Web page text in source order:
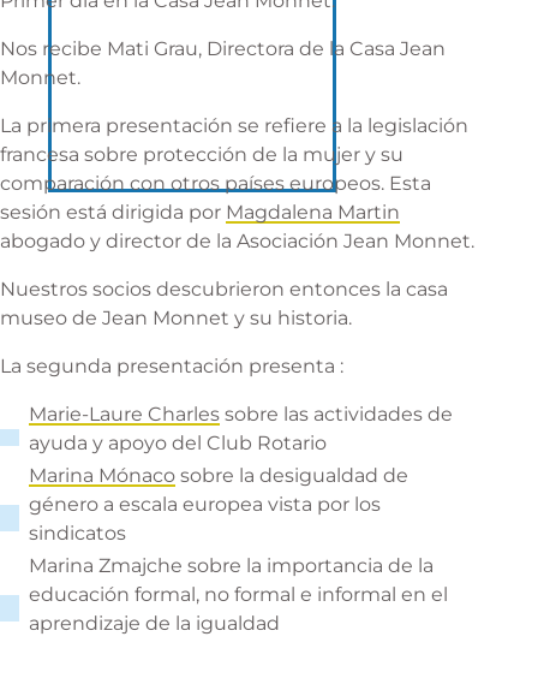
Nos recibe Mati Grau, Directora de la Casa Jean
Monnet.
La primera presentación se refiere a la legislación
francesa sobre protección de la mujer y su
comparación con otros países europeos. Esta
sesión está dirigida por Magdalena Martin
abogado y director de la Asociación Jean Monnet.
Nuestros socios descubrieron entonces la casa
museo de Jean Monnet y su historia.
La segunda presentación presenta :
Marie-Laure Charles sobre las actividades de
ayuda y apoyo del Club Rotario
Marina Mónaco sobre la desigualdad de
género a escala europea vista por los
sindicatos
Marina Zmajche sobre la importancia de la
educación formal, no formal e informal en el
aprendizaje de la igualdad